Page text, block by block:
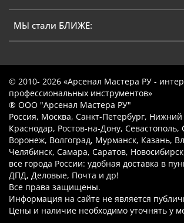
МЫ стали БЛИЖЕ:
© 2010- 2026 «Арсенал Мастера РУ -
профессиональных инструментов»
® ООО "Арсенал Мастера РУ"
Россия, Москва, Санкт-Петербург, Нижний
Краснодар, Ростов-на-Дону,
Воронеж, Волгоград, Мурманск, Казань,
Челябинск, Самара, Саратов,
все города России: удобная доставка в
ДПД, Деловые, Почта и др!
Все права защищены.
Информация на сайте не является
Цены и наличие необходимо уточнять у